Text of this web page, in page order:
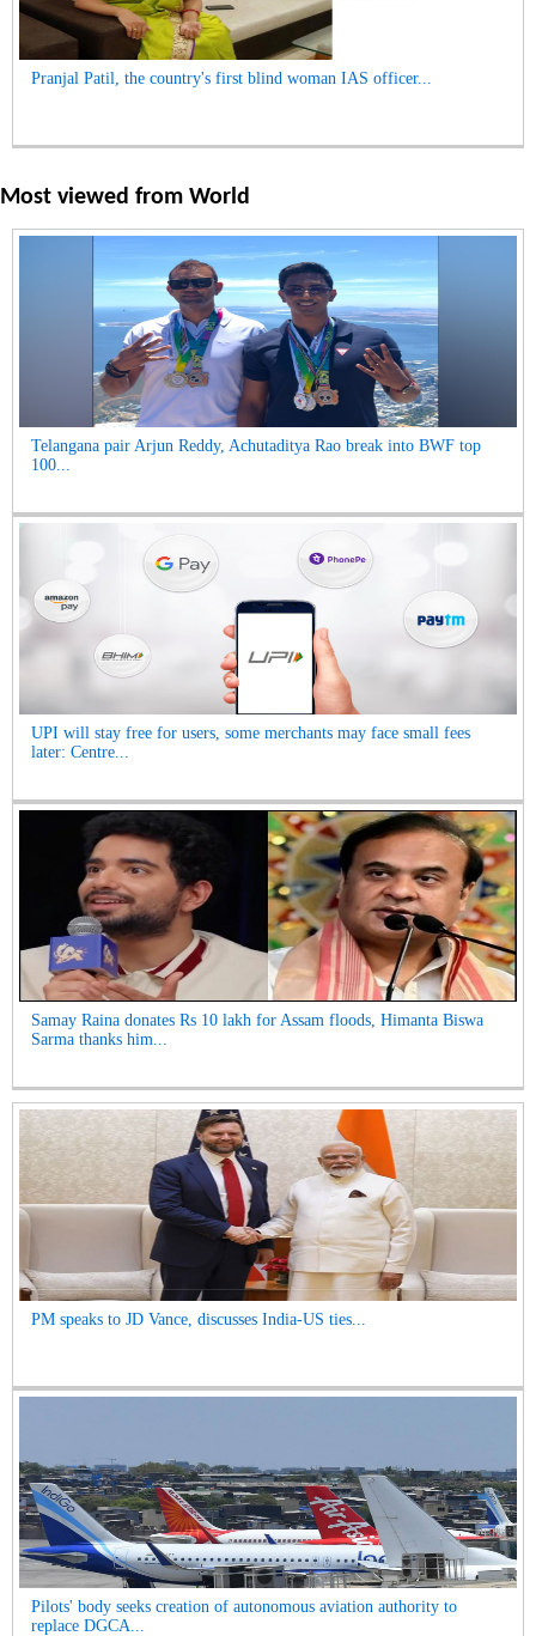
Pranjal Patil, the country's first blind woman IAS officer...
Most viewed from World
Telangana pair Arjun Reddy, Achutaditya Rao break into BWF top
100...
UPI will stay free for users, some merchants may face small fees
later: Centre...
Samay Raina donates Rs 10 lakh for Assam floods, Himanta Biswa
Sarma thanks him...
PM speaks to JD Vance, discusses India-US ties...
Pilots' body seeks creation of autonomous aviation authority to
replace DGCA...